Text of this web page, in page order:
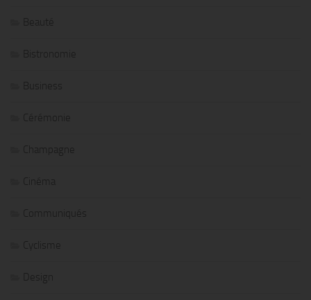
Beauté
Bistronomie
Business
Cérémonie
Champagne
Cinéma
Communiqués
Cyclisme
Design